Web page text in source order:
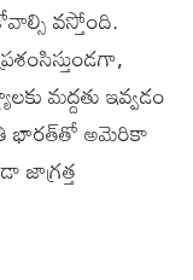
వస్తోంది.
మద్దతు ఇవ్వడం
భారత్‌తో అమెరికా
జాగ్రత్త